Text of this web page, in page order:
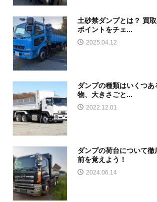
土砂禁ダンプとは？ 買
ポイントをチェ...
2025.04.12
ダンプの種類はいくつあ
物、大きさごと...
2022.12.01
ダンプの荷台について徹
前を覚えよう！
2024.06.14